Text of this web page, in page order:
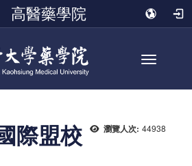
高醫藥學院
Toggle
瀏覽人次: 44938
際盟校